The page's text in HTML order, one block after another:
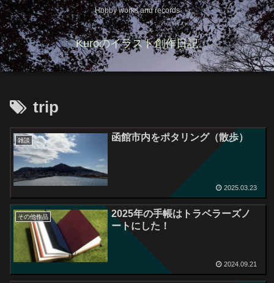
Hobby works and records
Kuroのイラスト創作日記
trip
雑談 函館市内をポタリング（散歩）
2025.03.23
その他作品
2025年の手帳はトラベラーズノ
ートにした！
2024.09.21